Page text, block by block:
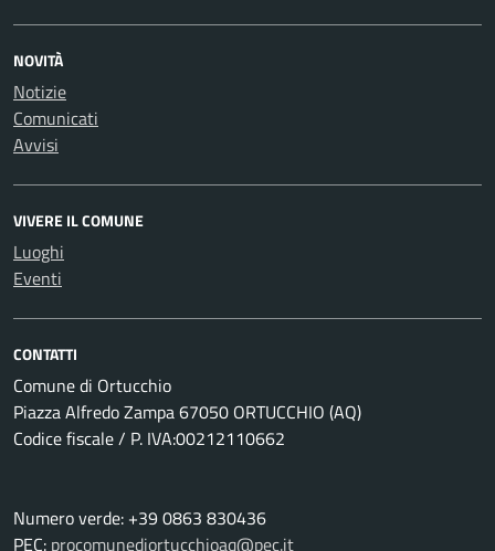
NOVITÀ
Notizie
Comunicati
Avvisi
VIVERE IL COMUNE
Luoghi
Eventi
CONTATTI
Comune di Ortucchio
Piazza Alfredo Zampa 67050 ORTUCCHIO (AQ)
Codice fiscale / P. IVA:00212110662
Numero verde: +39 0863 830436
PEC: procomunediortucchioaq@pec.it